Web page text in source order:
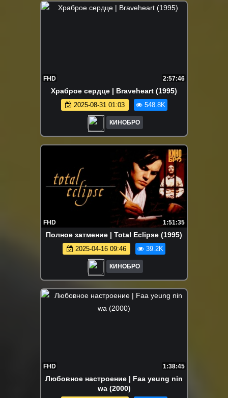
FHD 2:57:46
Храброе сердце | Braveheart (1995)
2025-08-31 01:03 548.8K
КИНОБРО
FHD 1:51:35
Полное затмение | Total Eclipse (1995)
2025-04-16 09:46 39.2K
КИНОБРО
FHD 1:38:45
Любовное настроение | Faa yeung nin
wa (2000)